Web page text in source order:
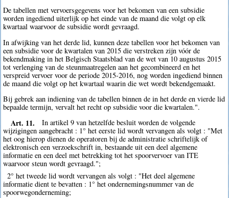
De tabellen met vervoersgegevens voor het bekomen van een subsidie
worden ingediend uiterlijk op het einde van de maand die volgt op elk
kwartaal waarvoor de subsidie wordt gevraagd.
In afwijking van het derde lid, kunnen deze tabellen voor het bekomen van
een subsidie voor de kwartalen van 2015 die verstreken zijn vóór de
bekendmaking in het Belgisch Staatsblad van de wet van 10 augustus 2015
tot verlenging van de steunmaatregelen aan het gecombineerd en het
verspreid vervoer voor de periode 2015-2016, nog worden ingediend binnen
de maand die volgt op het kwartaal waarin die wet wordt bekendgemaakt.
Bij gebrek aan indiening van de tabellen binnen de in het derde en vierde lid
bepaalde termijn, vervalt het recht op subsidie voor die kwartalen.".
Art. 11.
In artikel 9 van hetzelfde besluit worden de volgende
wijzigingen aangebracht : 1° het eerste lid wordt vervangen als volgt : "Met
het oog hierop dienen de operatoren bij de administratie schriftelijk of
elektronisch een verzoekschrift in, bestaande uit een deel algemene
informatie en een deel met betrekking tot het spoorvervoer van ITE
waarvoor steun wordt gevraagd.";
2° het tweede lid wordt vervangen als volgt : "Het deel algemene
informatie dient te bevatten : 1° het ondernemingsnummer van de
spoorwegonderneming;